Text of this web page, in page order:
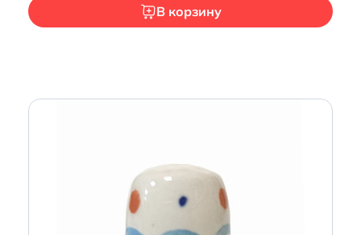
В корзину